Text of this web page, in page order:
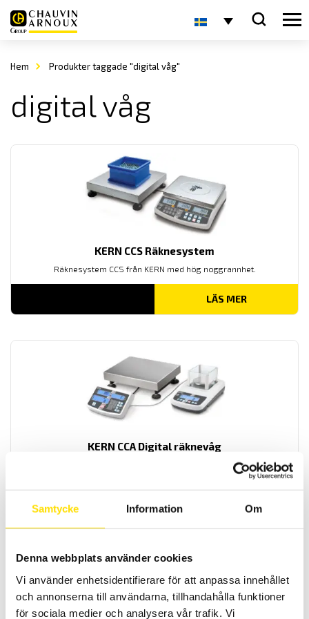
Samtycke Information Om
Denna webbplats använder cookies
Vi använder enhetsidentifierare för att anpassa innehållet
och annonserna till användarna, tillhandahålla funktioner
för sociala medier och analysera vår trafik. Vi
Hem Produkter taggade "digital våg"
digital våg
KERN CCS Räknesystem
Räknesystem CCS från KERN med hög noggrannhet.
LÄS MER
KERN CCA Digital räknevåg
Räknevågen CCA från KERN med hög noggrannhet och mångsidiga
12,050.00kr 15,050.00krPrisintervall:
12,050.00 kr
LÄS MER